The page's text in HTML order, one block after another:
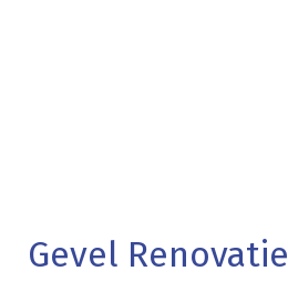
Gevel Renovatie